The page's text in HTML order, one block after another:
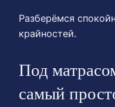
Разберёмся
крайностей.
Под
самый